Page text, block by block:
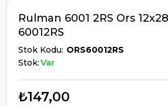
Rulman 6001 2RS Ors
60012RS
Stok Kodu ORS60012RS
Stok:Var
₺147,00